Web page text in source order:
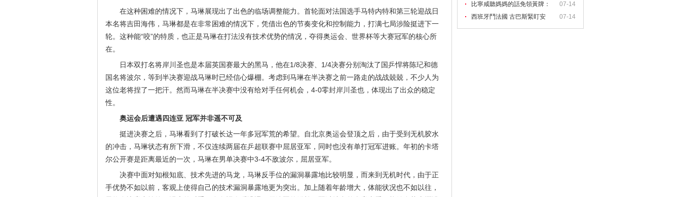
在这种困难的情况下，马琳展现出了出色的临场调整能力。首轮面对法国选手马特内特和第三轮迎战日
本名将吉田海伟，马琳都是在非常困难的情况下，凭借出色的节奏变化和控制能力，打满七局涉险挺进下一
轮。这种能“咬”的特质，也正是马琳在打法没有技术优势的情况，夺得奥运会、世界杯等大赛冠军的核心所
在。
日本双打名将岸川圣也是本届英国赛最大的黑马，他在1/8决赛、1/4决赛分别淘汰了国乒悍将陈玘和德
国名将波尔，等到半决赛迎战马琳时已经信心爆棚。考虑到马琳在半决赛之前一路走的战战兢兢，不少人为
这位老将捏了一把汗。然而马琳在半决赛中没有给对手任何机会，4-0零封岸川圣也，体现出了出众的稳定
性。
奥运会后遭遇四连亚 冠军并非遥不可及
挺进决赛之后，马琳看到了打破长达一年多冠军荒的希望。自北京奥运会登顶之后，由于受到无机胶水
的冲击，马琳状态有所下滑，不仅连续两届在乒超联赛中屈居亚军，同时也没有单打冠军进账。年初的卡塔
尔公开赛是距离最近的一次，马琳在男单决赛中3-4不敌波尔，屈居亚军。
决赛中面对知根知底、技术先进的马龙，马琳反手位的漏洞暴露地比较明显，而来到无机时代，由于正
手优势不如以前，客观上使得自己的技术漏洞暴露地更为突出。加上随着年龄增大，体能状况也不如以往，
07-14
比寧咸聽媽媽的話免領黃牌：
她
07-14
西班牙鬥法國 古巴斯緊盯安